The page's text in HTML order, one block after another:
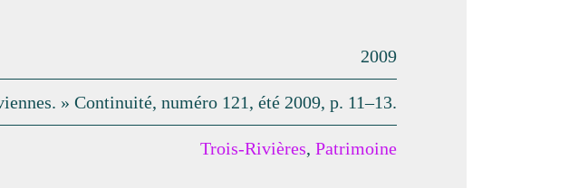
2009
» Continuité, numéro 121, été 2009, p. 11–13.
Trois-Rivières, Patrimoine